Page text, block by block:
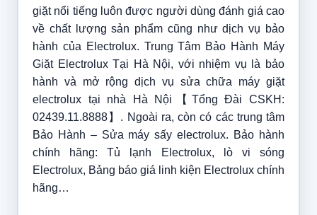
giặt nổi tiếng luôn được người dùng đánh giá cao
về chất lượng sản phẩm cũng như dịch vụ bảo
hành của Electrolux. Trung Tâm Bảo Hành Máy
Giặt Electrolux Tại Hà Nội, với nhiệm vụ là bảo
hành và mở rộng dịch vụ sửa chữa máy giặt
electrolux tại nhà Hà Nội【Tổng Đài CSKH:
02439.11.8888】. Ngoài ra, còn có các trung tâm
Bảo Hành – Sửa máy sấy electrolux. Bảo hành
chính hãng: Tủ lạnh Electrolux, lò vi sóng
Electrolux, Bảng báo giá linh kiện Electrolux chính
hãng…